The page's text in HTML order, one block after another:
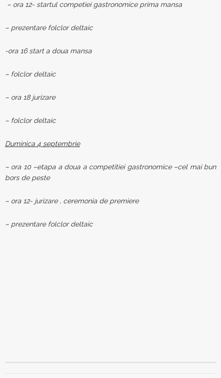
– ora 12- startul competiei gastronomice prima mansa
– prezentare folclor deltaic
-ora 16 start a doua mansa
– folclor deltaic
– ora 18 jurizare
– folclor deltaic
Duminica 4 septembrie
– ora 10 –etapa a doua a competitiei gastronomice –cel mai bun
bors de peste
– ora 12- jurizare , ceremonia de premiere
– prezentare folclor deltaic